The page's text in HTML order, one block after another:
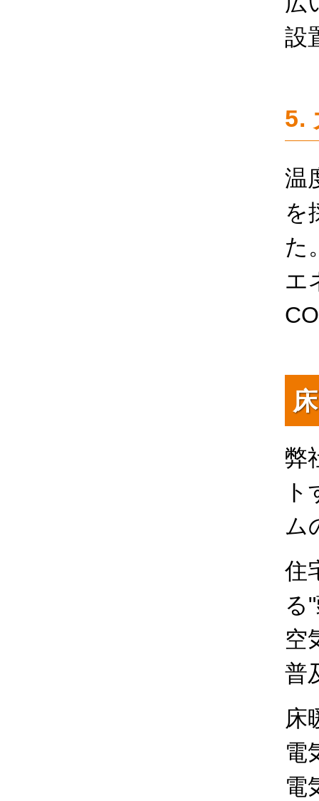
設
5.
温
を
た
エ
弊
ム
住
る
空
普
床
電
電